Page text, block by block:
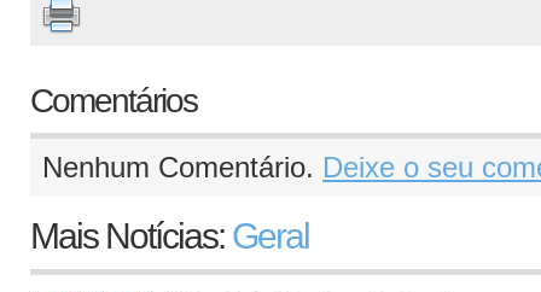
Comentários
Nenhum Comentário. Deixe o seu
Mais Notícias: Geral